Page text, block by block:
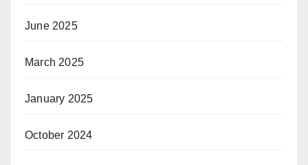
June 2025
March 2025
January 2025
October 2024